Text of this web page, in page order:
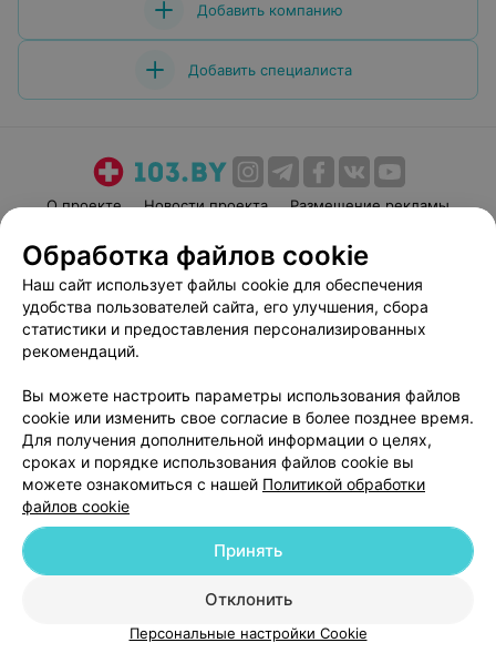
Добавить компанию
Добавить специалиста
О проекте Новости проекта
Размещение рекламы
Пользовательское соглашение
Способы оплаты
Вакансии
Партнеры
Написать руководителю 103.by
Персональные настройки cookie
Обработка персональных данных
© 2026 ООО «Артокс Лаб», УНП 191700409| 220012, Республика Беларусь,
г. Минск, улица Толбухина, 2, пом. 16 | help@103.by
Служба поддержки +375 291212755
Обработка файлов cookie
Наш сайт использует файлы cookie для обеспечения
удобства пользователей сайта, его улучшения, сбора
статистики и предоставления персонализированных
рекомендаций.
Вы можете настроить параметры использования файлов
cookie или изменить свое согласие в более позднее время.
Для получения дополнительной информации о целях,
сроках и порядке использования файлов cookie вы
можете ознакомиться с нашей Политикой обработки
файлов cookie
Отклонить
Принять
Персональные настройки Cookie